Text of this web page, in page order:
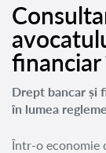
financiar
Drept bancar și
în lumea
Într-o economie